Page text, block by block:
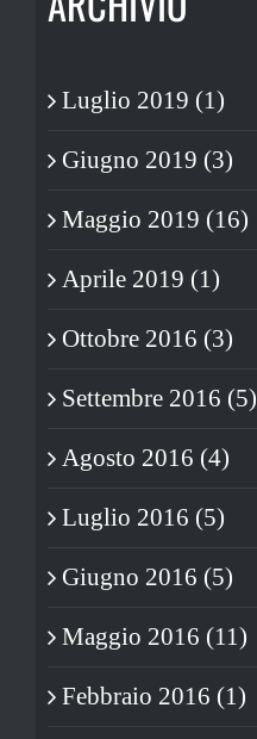
Luglio 2019 (1)
Giugno 2019 (3)
Maggio 2019 (16)
Aprile 2019 (1)
Ottobre 2016 (3)
Settembre 2016 (5)
Agosto 2016 (4)
Luglio 2016 (5)
Giugno 2016 (5)
Maggio 2016 (11)
Febbraio 2016 (1)